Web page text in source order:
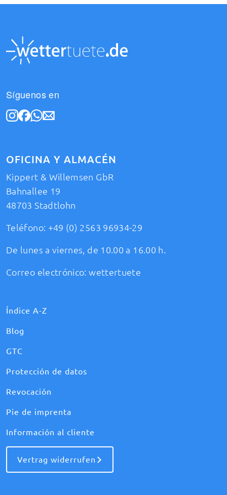
Síguenos en
OFICINA Y ALMACÉN
Kippert & Willemsen GbR
Bahnallee 19
48703 Stadtlohn
Teléfono: +49 (0) 2563 96934-29
De lunes a viernes, de 10.00 a 16.00 h.
Correo electrónico:wettertuete
Índice A-Z
Blog
GTC
Protección de datos
Revocación
Pie de imprenta
Información al cliente
Vertrag widerrufen